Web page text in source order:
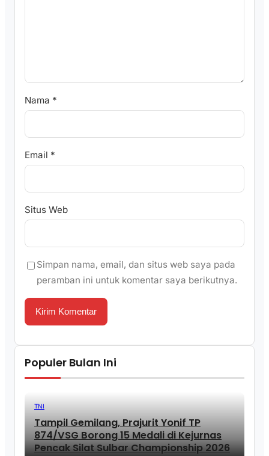
Nama *
Email *
Situs Web
Simpan nama, email, dan situs web saya pada
peramban ini untuk komentar saya berikutnya.
Populer Bulan Ini
TNI
Tampil Gemilang, Prajurit Yonif TP
874/VSG Borong 15 Medali di Kejurnas
Pencak Silat Sulbar Championship 2026